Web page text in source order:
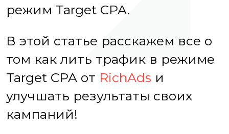
режим Target CPA.
В этой статье расскажем все о
том как лить трафик в режиме
Target CPA от RichAds и
улучшать результаты своих
кампаний!